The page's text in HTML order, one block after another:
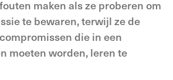
maken als ze proberen om
te bewaren, terwijl ze de
die in een
moeten worden, leren te